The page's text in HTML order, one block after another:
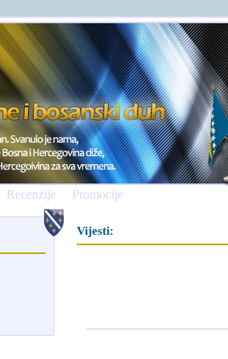
Recenzije Promocije
Vijesti: